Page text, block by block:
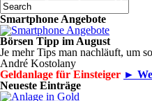
Smartphone Angebote
Börsen Tipp im August
Je mehr Tips man nachläuft, um
André Kostolany
Geldanlage für Einsteiger ►
Neueste Einträge